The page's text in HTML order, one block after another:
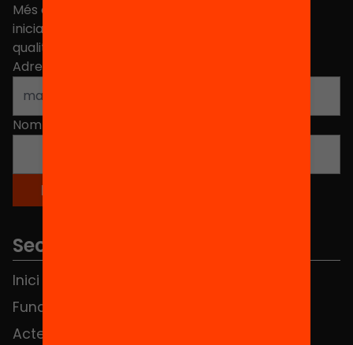
Més de 40.000 persones ja han triat Equitat. Rep
iniciatives, propostes i projectes per millorar la
qualitat de l'educació a Catalunya.
Adreça electrònica
Nom
Seccions
Inici
Fundació
Actes